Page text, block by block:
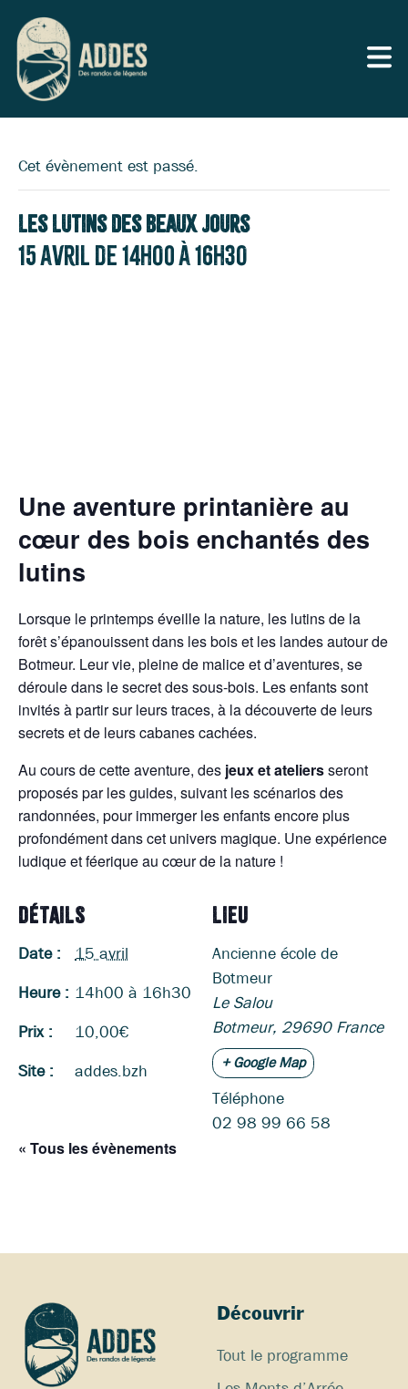
Cet évènement est passé.
Les Lutins des beaux jours
15 avril de 14h00à16h30
Une aventure printanière au
cœur des bois enchantés des
lutins
Lorsque le printemps éveille la nature, les lutins de la
forêt s’épanouissent dans les bois et les landes autour de
Botmeur. Leur vie, pleine de malice et d’aventures, se
déroule dans le secret des sous-bois. Les enfants sont
invités à partir sur leurs traces, à la découverte de leurs
secrets et de leurs cabanes cachées.
Au cours de cette aventure, des jeux et ateliersseront
proposés par les guides, suivant les scénarios des
randonnées, pour immerger les enfants encore plus
profondément dans cet univers magique. Une expérience
ludique et féerique au cœur de la nature !
DÉTAILS
Date :
15 avril
Heure : 14h00 à 16h30
Prix :
10,00€
Site :
addes.bzh
LIEU
Ancienne école de
Botmeur
Le Salou
Botmeur, 29690 France
+ Google Map
Téléphone
02 98 99 66 58
« Tous les évènements
Découvrir
Tout le programme